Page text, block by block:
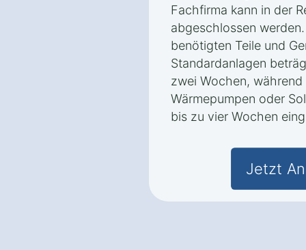
Fachfirma kann in der
abgeschlossen
benötigten Teile und
Standardanlagen
zwei Wochen,
Wärmepumpen oder
bis zu vier Wochen
Jetzt